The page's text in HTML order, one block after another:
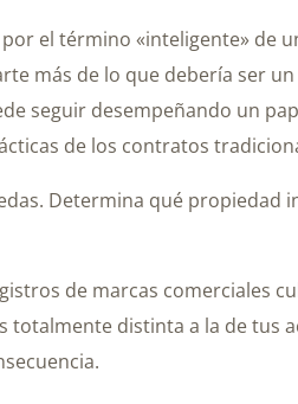
el término «inteligente» de
más de lo que debería ser
seguir desempeñando un
de los contratos
Determina qué propiedad
de marcas comerciales
totalmente distinta a la de tus